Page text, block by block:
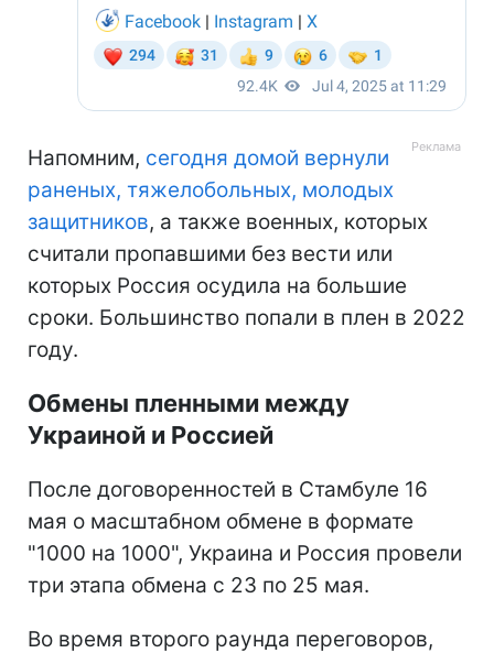
Напомним, сегодня домой вернули
раненых, тяжелобольных, молодых
защитников, а также военных, которых
считали пропавшими без вести или
которых Россия осудила на большие
сроки. Большинство попали в плен в 2022
году.
Обмены пленными между
Украиной и Россией
После договоренностей в Стамбуле 16
мая о масштабном обмене в формате
"1000 на 1000", Украина и Россия провели
три этапа обмена с 23 по 25 мая.
Во время второго раунда переговоров,